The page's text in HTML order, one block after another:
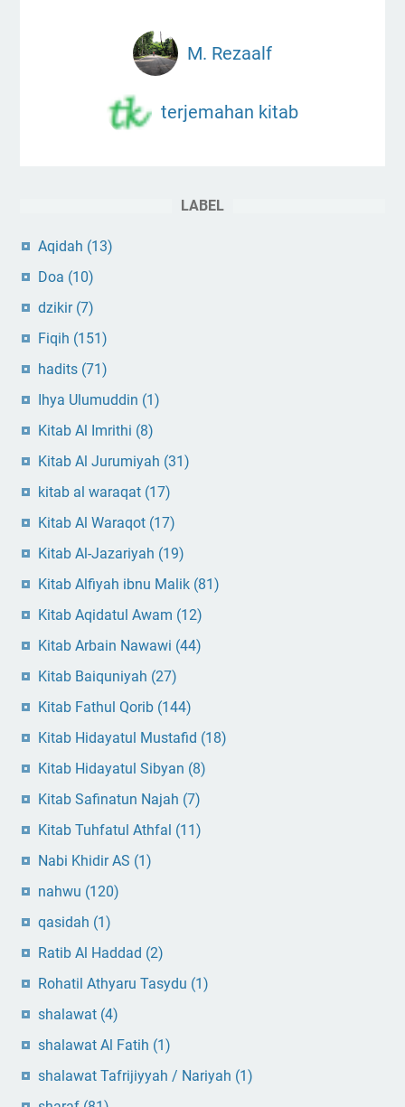
M. Rezaalf
terjemahan kitab
LABEL
Aqidah (13)
Doa (10)
dzikir (7)
Fiqih (151)
hadits (71)
Ihya Ulumuddin (1)
Kitab Al Imrithi (8)
Kitab Al Jurumiyah (31)
kitab al waraqat (17)
Kitab Al Waraqot (17)
Kitab Al-Jazariyah (19)
Kitab Alfiyah ibnu Malik (81)
Kitab Aqidatul Awam (12)
Kitab Arbain Nawawi (44)
Kitab Baiquniyah (27)
Kitab Fathul Qorib (144)
Kitab Hidayatul Mustafid (18)
Kitab Hidayatul Sibyan (8)
Kitab Safinatun Najah (7)
Kitab Tuhfatul Athfal (11)
Nabi Khidir AS (1)
nahwu (120)
qasidah (1)
Ratib Al Haddad (2)
Rohatil Athyaru Tasydu (1)
shalawat (4)
shalawat Al Fatih (1)
shalawat Tafrijiyyah / Nariyah (1)